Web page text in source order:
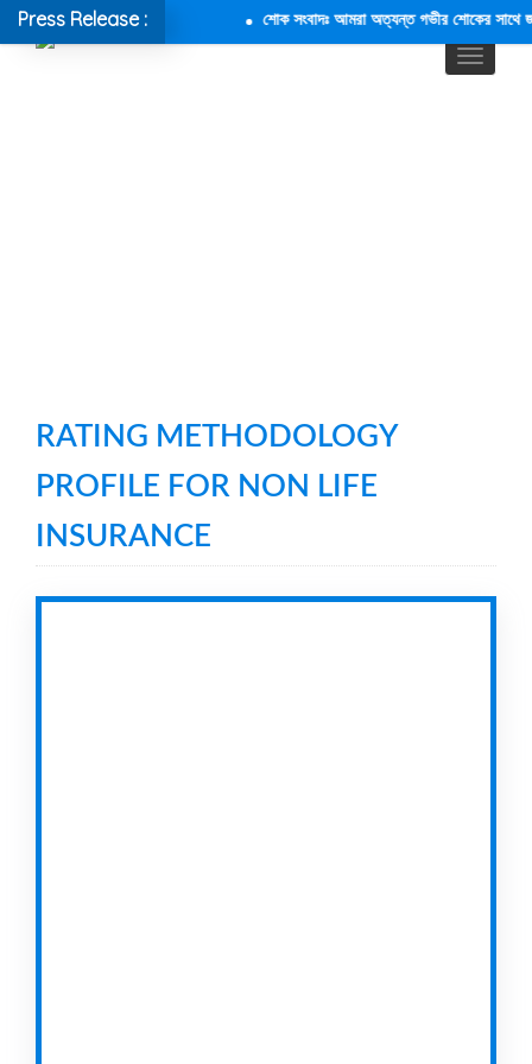
Press Release : শোক সংবাদঃ আমরা অত্যন্ত গভীর শোকের সাথে
RATING METHODOLOGY
PROFILE FOR NON LIFE
INSURANCE